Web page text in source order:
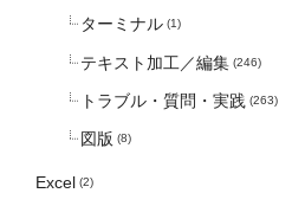
ターミナル (1)
テキスト加工／編集 (246)
トラブル・質問・実践 (263)
図版 (8)
Excel (2)